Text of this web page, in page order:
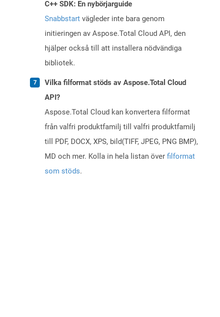
C++ SDK: En nybörjarguide
Snabbstart vägleder inte bara genom
initieringen av Aspose.Total Cloud API, den
hjälper också till att installera nödvändiga
bibliotek.
Vilka filformat stöds av Aspose.Total Cloud
API?
Aspose.Total Cloud kan konvertera filformat
från valfri produktfamilj till valfri produktfamilj
till PDF, DOCX, XPS, bild(TIFF, JPEG, PNG BMP),
MD och mer. Kolla in hela listan över filformat
som stöds.